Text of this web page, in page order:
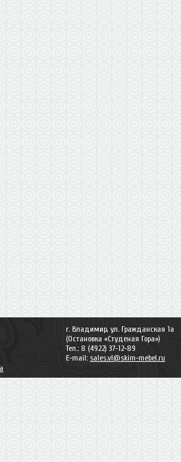
г. Владимир, ул. Гражданская 1а
(Остановка «Студеная Гора»)
Тел.: 8 (4922) 37-12-89
E-mail: sales.vl@skim-mebel.ru